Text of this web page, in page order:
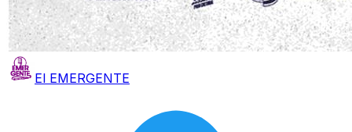
El EMERGENTE